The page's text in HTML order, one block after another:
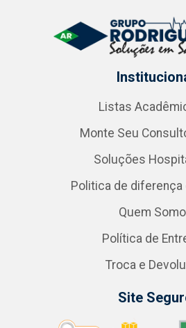
Listas
Monte Seu
Soluções
Politica de
Quem
Política de
Troca e
Site